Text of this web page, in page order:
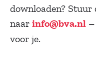
downloaden? Stuur
naar info@bva.nl
voor je.